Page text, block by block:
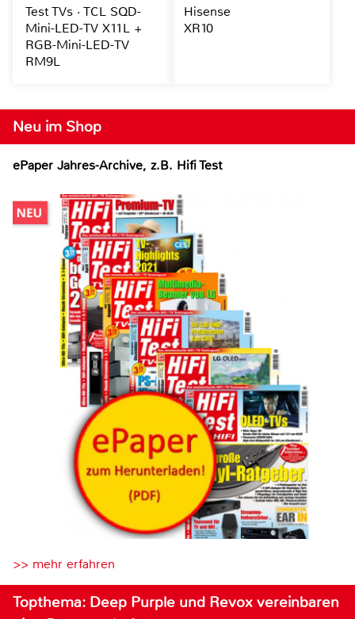
Neu im Shop
ePaper Jahres-Archive, z.B. Hifi Test
>> mehr erfahren
Topthema: Deep Purple und Revox vereinbaren
Test TVs · TCL SQD-
Mini-LED-TV X11L +
RGB-Mini-LED-TV
RM9L
Hisense
XR10